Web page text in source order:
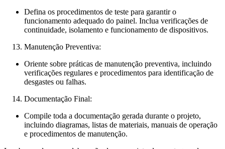
Defina os procedimentos de teste para garantir o
funcionamento adequado do painel. Inclua verificações de
continuidade, isolamento e funcionamento de dispositivos.
Manutenção Preventiva:
Oriente sobre práticas de manutenção preventiva, incluindo
verificações regulares e procedimentos para identificação de
desgastes ou falhas.
Documentação Final:
Compile toda a documentação gerada durante o projeto,
incluindo diagramas, listas de materiais, manuais de operação
e procedimentos de manutenção.